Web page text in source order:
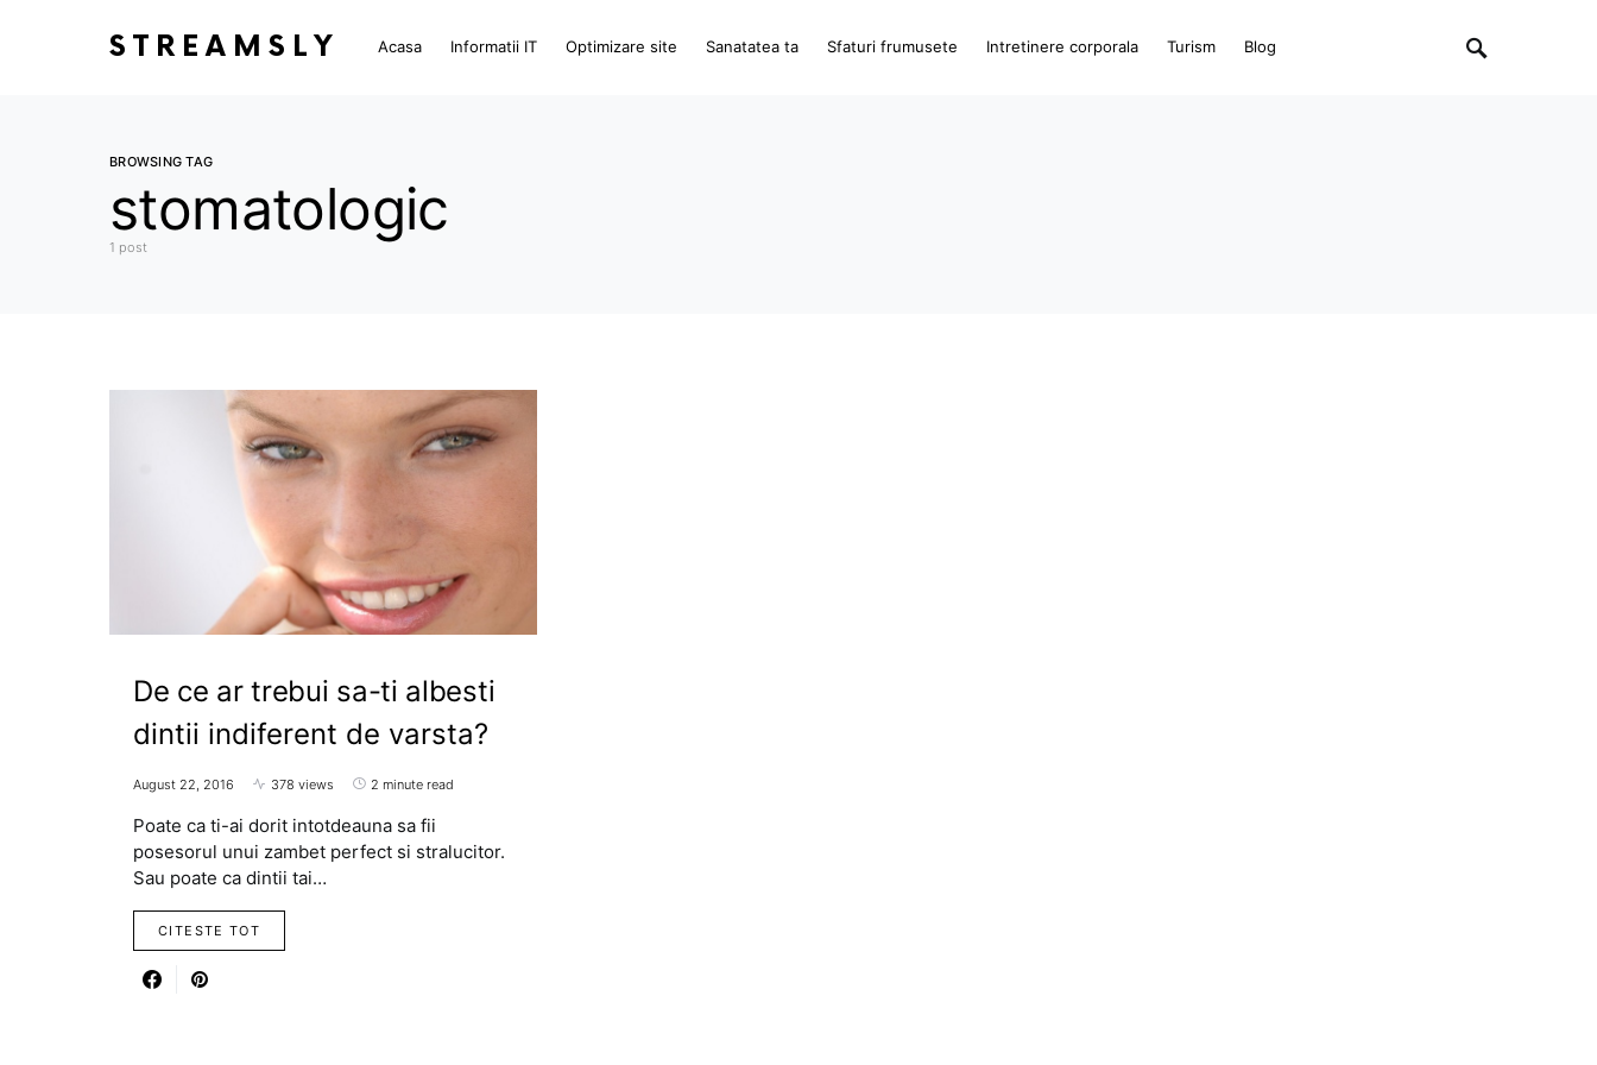
STREAMSLY Acasa Informatii IT Optimizare site Sanatatea ta Sfaturi frumusete Intretinere corporala Turism Blog
BROWSING TAG
stomatologic
1 post
De ce ar trebui sa-ti albesti
dintii indiferent de varsta?
August 22, 2016 378 views 2 minute read
Poate ca ti-ai dorit intotdeauna sa fii
posesorul unui zambet perfect si stralucitor.
Sau poate ca dintii tai…
CITESTE TOT